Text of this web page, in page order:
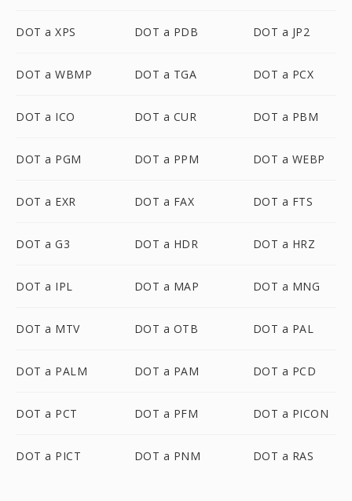
DOT a XPS DOT a PDB DOT a JP2
DOT a WBMP DOT a TGA DOT a PCX
DOT a ICO DOT a CUR DOT a PBM
DOT a PGM DOT a PPM DOT a WEBP
DOT a EXR DOT a FAX DOT a FTS
DOT a G3 DOT a HDR DOT a HRZ
DOT a IPL DOT a MAP DOT a MNG
DOT a MTV DOT a OTB DOT a PAL
DOT a PALM DOT a PAM DOT a PCD
DOT a PCT DOT a PFM DOT a PICON
DOT a PICT DOT a PNM DOT a RAS